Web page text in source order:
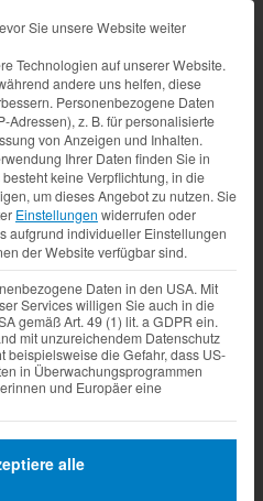
Sie unsere Website weiter
Technologien auf unserer Website.
andere uns helfen, diese
Personenbezogene Daten
Adressen), z. B. für personalisierte
von Anzeigen und Inhalten.
Ihrer Daten finden Sie in
besteht keine Verpflichtung, in die
um dieses Angebot zu nutzen. Sie
Einstellungen widerrufen oder
aufgrund individueller Einstellungen
der Website verfügbar sind.
Daten in den USA. Mit
Services willigen Sie auch in die
gemäß Art. 49 (1) lit. a GDPR ein.
mit unzureichendem Datenschutz
beispielsweise die Gefahr, dass US-
in Überwachungsprogrammen
und Europäer eine
alle